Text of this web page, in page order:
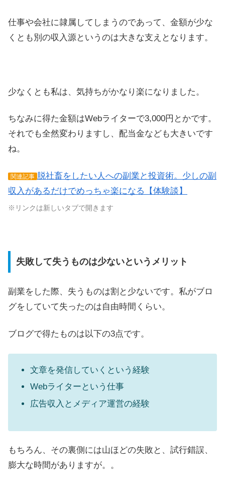
仕事や会社に隷属してしまうのであって、金額が少な
くとも別の収入源というのは大きな支えとなります。
少なくとも私は、気持ちがかなり楽になりました。
ちなみに得た金額はWebライターで3,000円とかです。
それでも全然変わりますし、配当金なども大きいです
ね。
関連記事 脱社畜をしたい人への副業と投資術。少しの副
収入があるだけでめっちゃ楽になる【体験談】
※リンクは新しいタブで開きます
失敗して失うものは少ないというメリット
副業をした際、失うものは割と少ないです。私がブロ
グをしていて失ったのは自由時間くらい。
ブログで得たものは以下の3点です。
文章を発信していくという経験
Webライターという仕事
広告収入とメディア運営の経験
もちろん、その裏側には山ほどの失敗と、試行錯誤、
膨大な時間がありますが。。